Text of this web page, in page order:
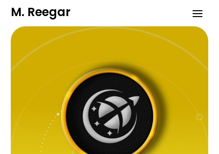
M. Reegar